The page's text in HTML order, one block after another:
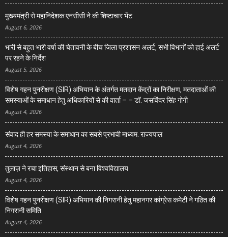
मुख्यमंत्री से महानिदेशक एनसीसी ने की शिष्टाचार भेंट
August 6, 2026
भारी से बहुत भारी वर्षा की चेतावनी के बीच जिला प्रशासन अलर्ट, सभी विभागों को हाई अलर्ट
पर रहने के निर्देश
August 5, 2026
विशेष गहन पुनरीक्षण (SIR) अभियान के अंतर्गत मतदान केंद्रों का निरीक्षण, मतदाताओं की
समस्याओं के समाधान हेतु अधिकारियों से की वार्ता – – डॉ. जसविंदर सिंह गोगी
August 4, 2026
संवाद ही हर समस्या के समाधान का सबसे प्रभावी माध्यम: राज्यपाल
August 4, 2026
तुलाज़ ने रचा इतिहास, संस्थान से बना विश्वविद्यालय
August 4, 2026
विशेष गहन पुनरीक्षण (SIR) अभियान की निगरानी हेतु महानगर कांग्रेस कमेटी ने गठित की
निगरानी समिति
August 4, 2026